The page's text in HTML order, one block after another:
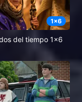
1x6
del tiempo 1x6